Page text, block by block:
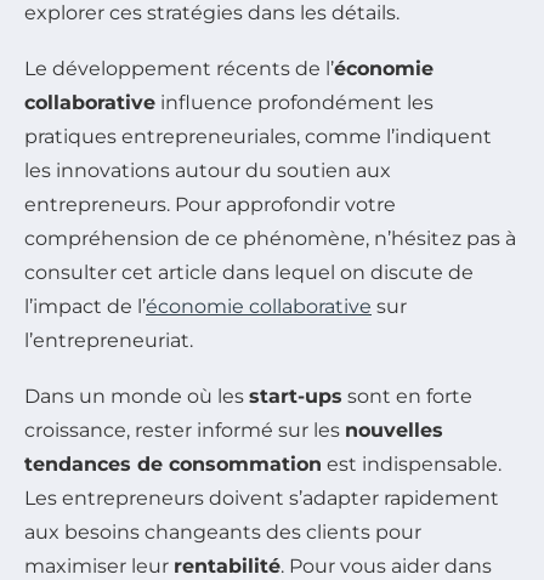
explorer ces stratégies dans les détails.
Le développement récents de l’économie
collaborative influence profondément les
pratiques entrepreneuriales, comme l’indiquent
les innovations autour du soutien aux
entrepreneurs. Pour approfondir votre
compréhension de ce phénomène, n’hésitez pas à
consulter cet article dans lequel on discute de
l’impact de l’économie collaborative sur
l’entrepreneuriat.
Dans un monde où les start-ups sont en forte
croissance, rester informé sur les nouvelles
tendances de consommation est indispensable.
Les entrepreneurs doivent s’adapter rapidement
aux besoins changeants des clients pour
maximiser leur rentabilité. Pour vous aider dans